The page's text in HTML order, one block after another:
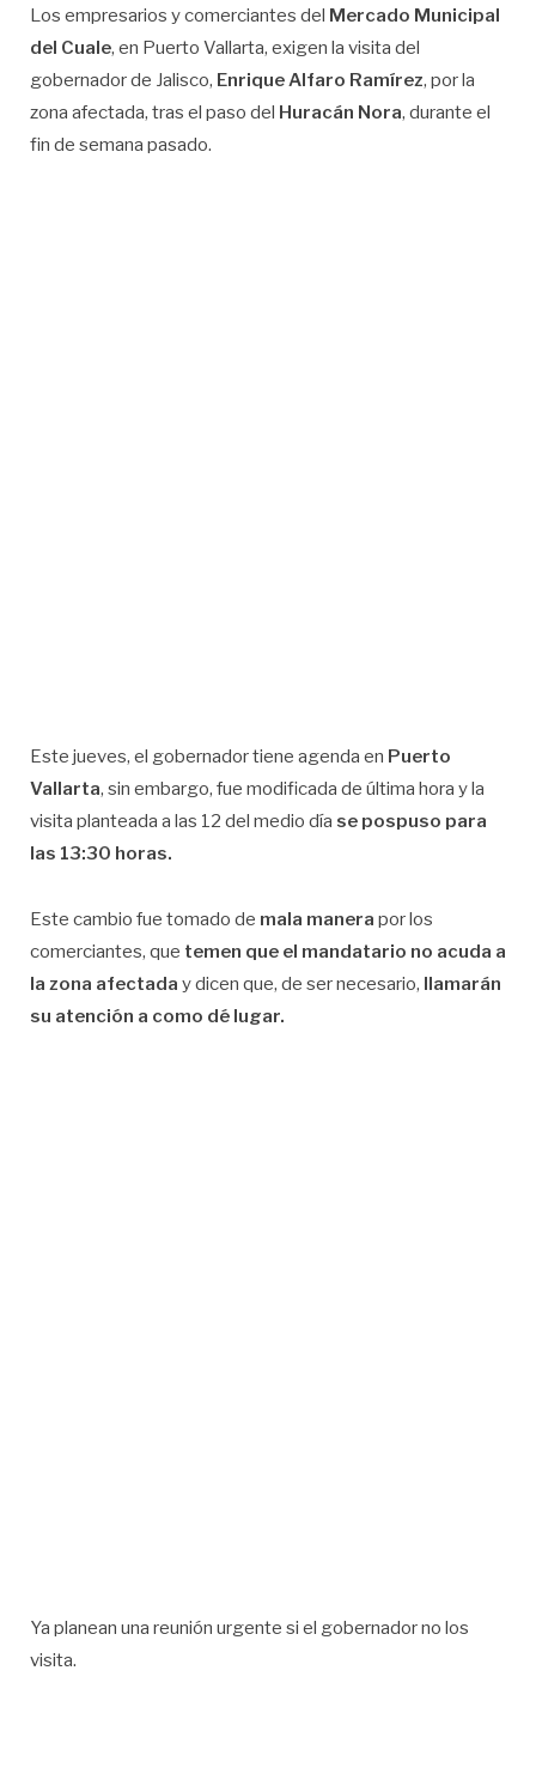
Los empresarios y comerciantes del Mercado Municipal
del Cuale, en Puerto Vallarta, exigen la visita del
gobernador de Jalisco, Enrique Alfaro Ramírez, por la
zona afectada, tras el paso del Huracán Nora, durante el
fin de semana pasado.
Este jueves, el gobernador tiene agenda en Puerto
Vallarta, sin embargo, fue modificada de última hora y la
visita planteada a las 12 del medio día se pospuso para
las 13:30 horas.
Este cambio fue tomado de mala manera por los
comerciantes, que temen que el mandatario no acuda a
la zona afectada y dicen que, de ser necesario, llamarán
su atención a como dé lugar.
Ya planean una reunión urgente si el gobernador no los
visita.